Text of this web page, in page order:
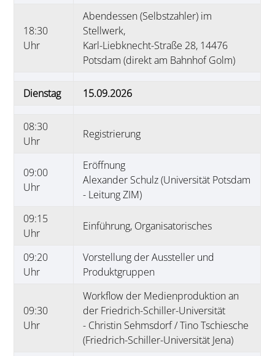
18:30
Uhr
Abendessen (Selbstzahler) im
Stellwerk,
Karl-Liebknecht-Straße 28, 14476
Potsdam (direkt am Bahnhof Golm)
Dienstag 15.09.2026
08:30
Uhr
Registrierung
09:00
Uhr
Eröffnung
Alexander Schulz (Universität Potsdam
- Leitung ZIM)
09:15
Uhr
Einführung, Organisatorisches
09:20
Uhr
Vorstellung der Aussteller und
Produktgruppen
09:30
Uhr
Workflow der Medienproduktion an
der Friedrich-Schiller-Universität
- Christin Sehmsdorf / Tino Tschiesche
(Friedrich-Schiller-Universität Jena)